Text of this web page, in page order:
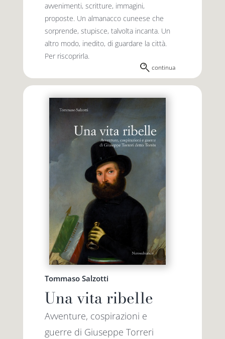
avvenimenti, scritture, immagini,
proposte. Un almanacco cuneese che
sorprende, stupisce, talvolta incanta. Un
altro modo, inedito, di guardare la città.
Per riscoprirla.
continua
Tommaso Salzotti
Una vita ribelle
Avventure, cospirazioni e
guerre di Giuseppe Torreri